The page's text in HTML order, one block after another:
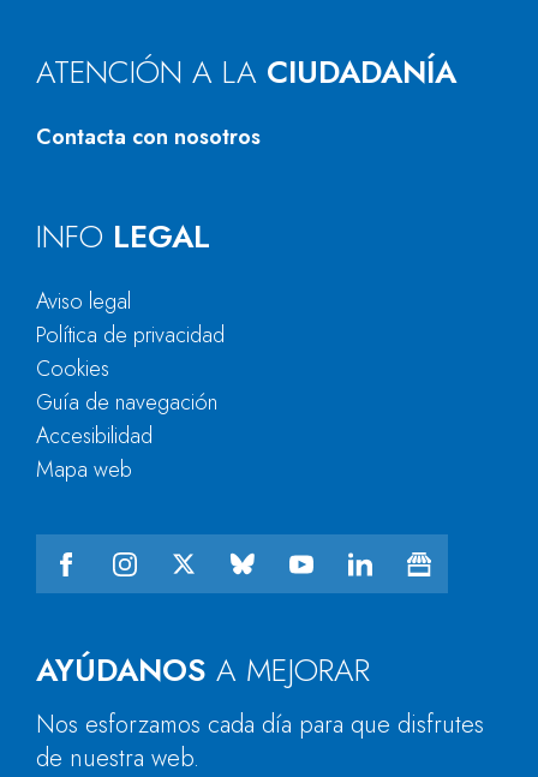
ATENCIÓN A LA CIUDADANÍA
Contacta con nosotros
AYÚDANOS A MEJORAR
Nos esforzamos cada día para que disfrutes
de nuestra web.
INFO LEGAL
Aviso legal
Política de privacidad
Cookies
Guía de navegación
Accesibilidad
Mapa web